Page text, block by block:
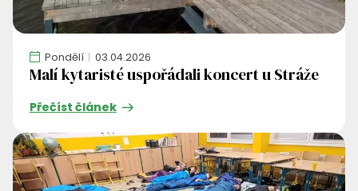
Pondělí 03.04.2026
Malí kytaristé uspořádali koncert u Stráže
Přečíst článek